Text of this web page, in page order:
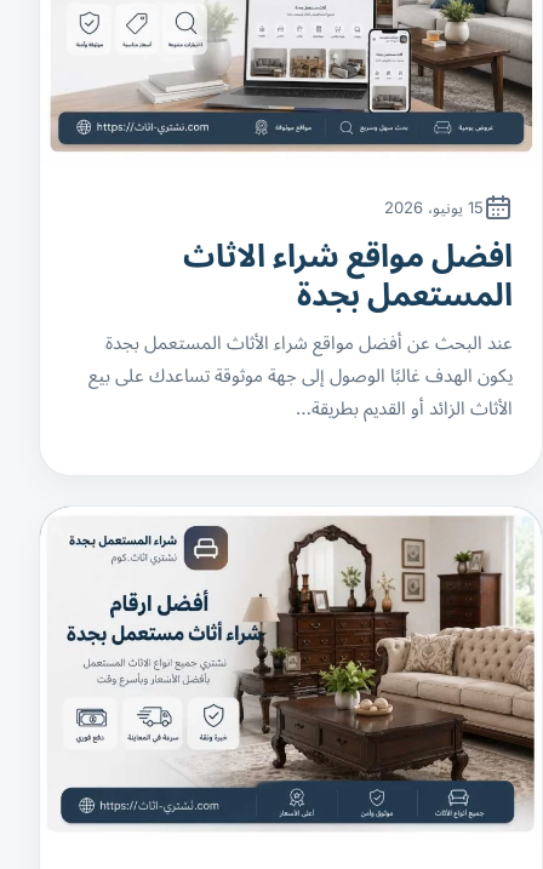
15 يونيو، 2026
افضل مواقع شراء الاثاث
المستعمل بجدة
عند البحث عن أفضل مواقع شراء الأثاث المستعمل بجدة
يكون الهدف غالبًا الوصول إلى جهة موثوقة تساعدك على بيع
الأثاث الزائد أو القديم بطريقة…